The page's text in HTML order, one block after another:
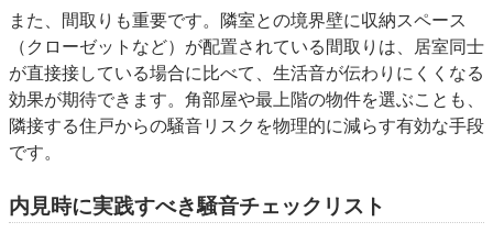
また、間取りも重要です。隣室との境界壁に収納スペース
（クローゼットなど）が配置されている間取りは、居室同士
が直接接している場合に比べて、生活音が伝わりにくくなる
効果が期待できます。角部屋や最上階の物件を選ぶことも、
隣接する住戸からの騒音リスクを物理的に減らす有効な手段
です。
内見時に実践すべき騒音チェックリスト